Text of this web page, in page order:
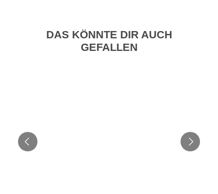
DAS KÖNNTE DIR AUCH
GEFALLEN